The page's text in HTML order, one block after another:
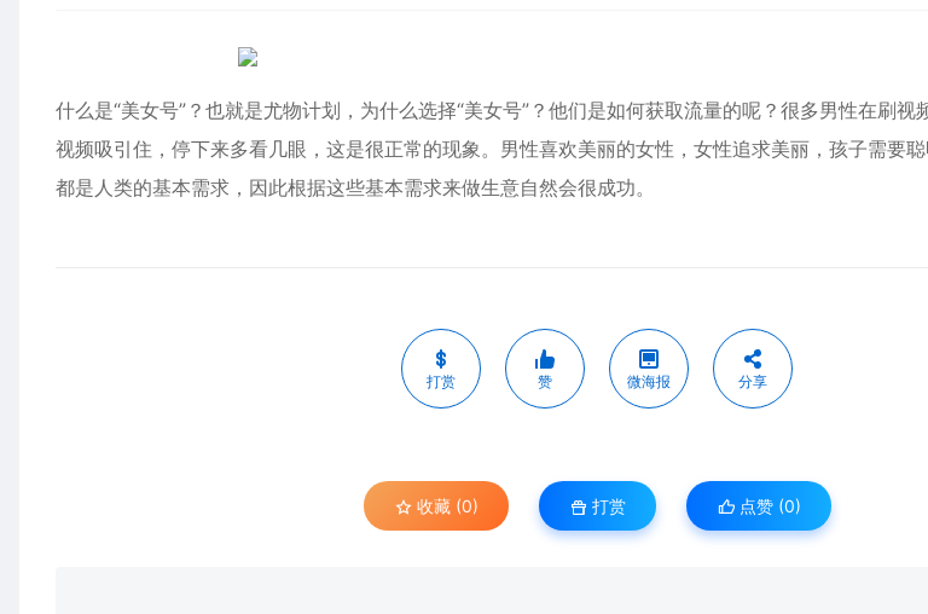
什么是“美女号”？也就是尤物计划，为什么选择“美女号”？他们是如何获取流量的呢？很多男性在刷视
视频吸引住，停下来多看几眼，这是很正常的现象。男性喜欢美丽的女性，女性追求美丽，孩子需要
都是人类的基本需求，因此根据这些基本需求来做生意自然会很成功。
打赏 赞 微海报 分享
收藏 (0) 打赏 点赞 (0)